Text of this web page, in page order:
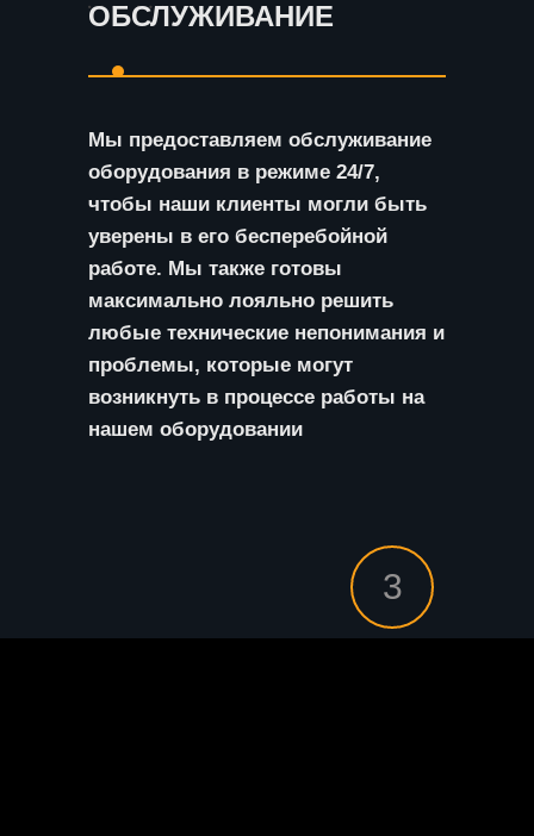
ОБСЛУЖИВАНИЕ
Мы предоставляем обслуживание
оборудования в режиме 24/7,
чтобы наши клиенты могли быть
уверены в его бесперебойной
работе. Мы также готовы
максимально лояльно решить
любые технические непонимания и
проблемы, которые могут
возникнуть в процессе работы на
нашем оборудовании
3